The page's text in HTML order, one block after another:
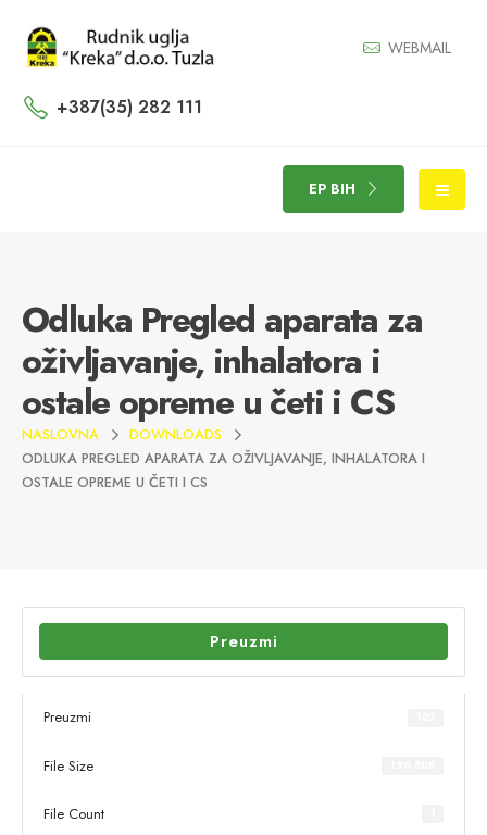
WEBMAIL
+387(35) 282 111
EP BIH
Odluka Pregled aparata za
oživljavanje, inhalatora i
ostale opreme u četi i CS
NASLOVNA
DOWNLOADS
ODLUKA PREGLED APARATA ZA OŽIVLJAVANJE, INHALATORA I
OSTALE OPREME U ČETI I CS
Preuzmi
Preuzmi
File Size
File Count